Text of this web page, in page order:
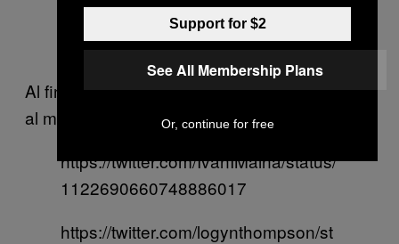
https://twitter.com/Leonard_Phosiwa
/status/1122773142605303808
Al final, Arya saltó por la ventana y se cargó
al malo malote de hielo.
https://twitter.com/IvanIMaina/status/
1122690660748886017
https://twitter.com/logynthompson/st
Support for $2
See All Membership Plans
Or, continue for free